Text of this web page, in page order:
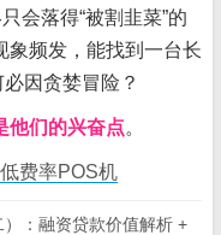
会落得“被割韭菜”的
频发，能找到一台长
因贪婪冒险？
他们的兴奋点。
低费率POS机
：融资贷款价值解析 +